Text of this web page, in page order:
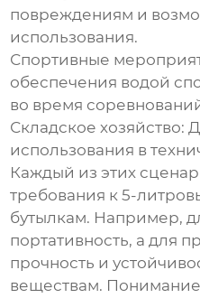
повреждениям и
использования.
Спортивные
обеспечения водой
во время
Складское хозяйство:
использования в
Каждый из этих
требования к5-
бутылкам. Например,
портативность, а для
прочность и
веществам.